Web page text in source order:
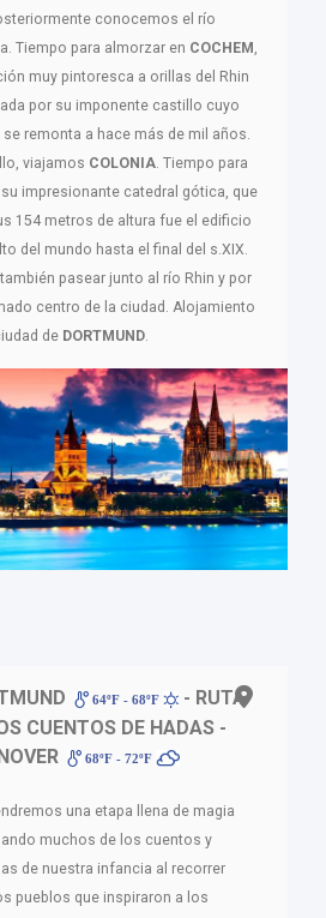
conocemos el río
Tiempo para almorzar en COCHEM
muy pintoresca a orillas del Rhin
por su imponente castillo cuyo
se remonta a hace más de mil años.
viajamos COLONIA . Tiempo para
impresionante catedral gótica, que
154 metros de altura fue el edificio
del mundo hasta el final del s.XIX.
pasear junto al río Rhin y por
centro de la ciudad. Alojamiento
de DORTMUND
64ºF - 68ºF
- RUTA
CUENTOS DE HADAS -
68ºF - 72ºF
una etapa llena de magia
muchos de los cuentos y
de nuestra infancia al recorrer
pueblos que inspiraron a los